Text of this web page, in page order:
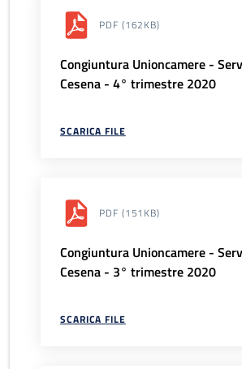
PDF (162KB)
Congiuntura Unioncamere -
Cesena - 4° trimestre 2020
SCARICA FILE
PDF (151KB)
Congiuntura Unioncamere -
Cesena - 3° trimestre 2020
SCARICA FILE